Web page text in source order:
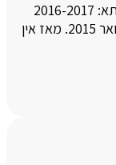
פתרונות 358 – פרדוקס עליית ריבית המשכנתא: 2016-2017
ריבית בנק ישראל, נקבעה על 0.1% כבר בפברואר 2015. מאז אין